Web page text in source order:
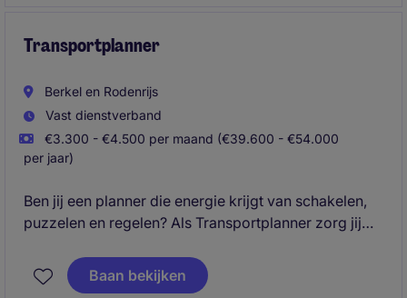
interne collega's.
Transportplanner
Berkel en Rodenrijs
Vast dienstverband
€3.300 - €4.500 per maand (€39.600 - €54.000
per jaar)
Ben jij een planner die energie krijgt van schakelen,
puzzelen en regelen? Als Transportplanner zorg jij
verlopen. Je bent continu in contact met chauffeurs,
klanten en terminals en houdt het overzicht, ook als
Baan bekijken